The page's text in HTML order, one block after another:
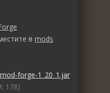
в mods
forge-1_20_1.jar
178)